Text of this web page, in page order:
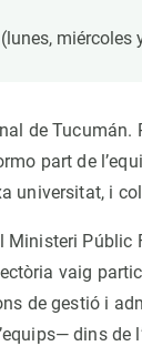
miércoles
de
part de
universitat, i
Ministeri
vaig
de gestió i
dins de
transversals